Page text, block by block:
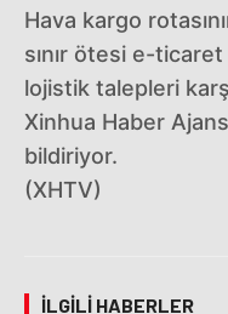
Hava kargo
sınır ötesi e-
lojistik talepleri
Xinhua Haber
bildiriyor.
(XHTV)
İLGILI HABERLER